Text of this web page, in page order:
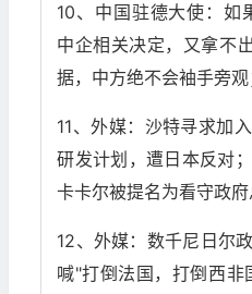
10、中国驻德大使：如
中企相关决定，又拿不
据，中方绝不会袖手旁观
11、外媒：沙特寻求加
研发计划，遭日本反对
卡卡尔被提名为看守政府
12、外媒：数千尼日尔
喊"打倒法国，打倒西